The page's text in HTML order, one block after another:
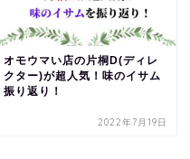
オモウマい店の片桐D(ディレ
クター)が超人気！味のイサム
振り返り！
2022年7月19日